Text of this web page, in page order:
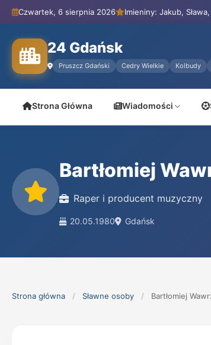
Czwartek, 6 sierpnia 2026 Imieniny: Jakub,
24 Gdańsk
Pruszcz Gdański Cedry Wielkie Kolbudy
Strona Główna Wiadomości
Bartłomiej
Raper i producent muzyczny
20.05.1980 Gdańsk
Strona główna / Sławne osoby / Bartłomiej